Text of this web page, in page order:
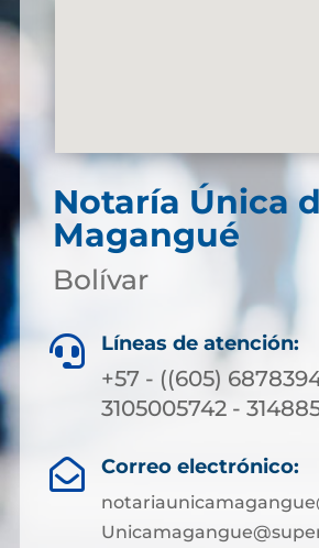
Notaría Única
Magangué
Bolívar
 Líneas de atención:
+57 - ((605)
3105005742 -
 Correo electrónico: